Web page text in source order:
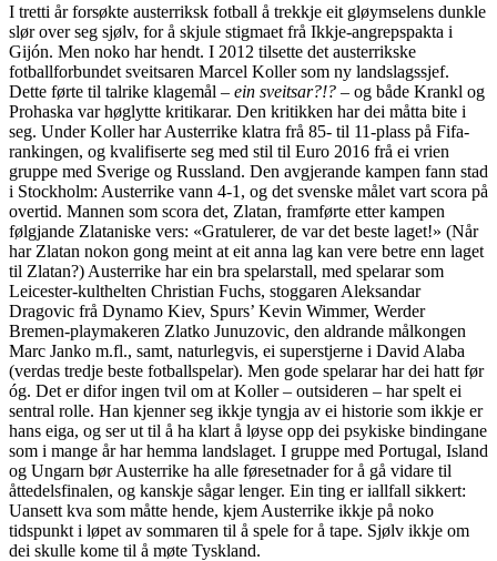
I tretti år forsøkte austerriksk fotball å trekkje eit gløymselens dunkle
slør over seg sjølv, for å skjule stigmaet frå Ikkje-angrepspakta i
Gijón. Men noko har hendt. I 2012 tilsette det austerrikske
fotballforbundet sveitsaren Marcel Koller som ny landslagssjef.
Dette førte til talrike klagemål – ein sveitsar?!? – og både Krankl og
Prohaska var høglytte kritikarar. Den kritikken har dei måtta bite i
seg. Under Koller har Austerrike klatra frå 85- til 11-plass på Fifa-
rankingen, og kvalifiserte seg med stil til Euro 2016 frå ei vrien
gruppe med Sverige og Russland. Den avgjerande kampen fann stad
i Stockholm: Austerrike vann 4-1, og det svenske målet vart scora på
overtid. Mannen som scora det, Zlatan, framførte etter kampen
følgjande Zlataniske vers: «Gratulerer, de var det beste laget!» (Når
har Zlatan nokon gong meint at eit anna lag kan vere betre enn laget
til Zlatan?) Austerrike har ein bra spelarstall, med spelarar som
Leicester-kulthelten Christian Fuchs, stoggaren Aleksandar
Dragovic frå Dynamo Kiev, Spurs’ Kevin Wimmer, Werder
Bremen-playmakeren Zlatko Junuzovic, den aldrande målkongen
Marc Janko m.fl., samt, naturlegvis, ei superstjerne i David Alaba
(verdas tredje beste fotballspelar). Men gode spelarar har dei hatt før
óg. Det er difor ingen tvil om at Koller – outsideren – har spelt ei
sentral rolle. Han kjenner seg ikkje tyngja av ei historie som ikkje er
hans eiga, og ser ut til å ha klart å løyse opp dei psykiske bindingane
som i mange år har hemma landslaget. I gruppe med Portugal, Island
og Ungarn bør Austerrike ha alle føresetnader for å gå vidare til
åttedelsfinalen, og kanskje sågar lenger. Ein ting er iallfall sikkert:
Uansett kva som måtte hende, kjem Austerrike ikkje på noko
tidspunkt i løpet av sommaren til å spele for å tape. Sjølv ikkje om
dei skulle kome til å møte Tyskland.